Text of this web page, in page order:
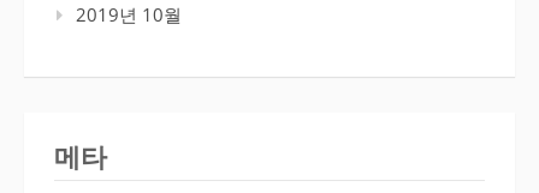
2019년 10월
메타